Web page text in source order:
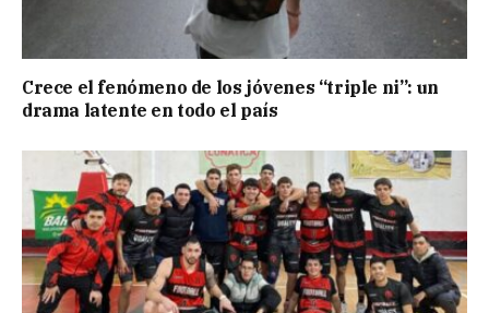
Crece el fenómeno de los jóvenes “triple ni”: un
drama latente en todo el país